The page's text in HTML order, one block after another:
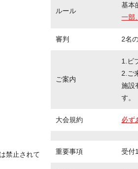
禁止されて
ルール
基本
一部
審判 2名
ご案内
1.ビ
2.ご
施設
す。
大会規約 必ず
重要事項 受付